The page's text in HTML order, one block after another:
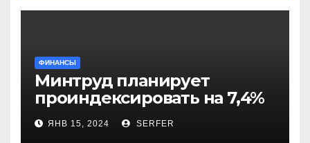
ФИНАНСЫ
Минтруд планирует
проиндексировать на 7,4%
более 40 выплат и
компенсаций
ЯНВ 15, 2024 SERFER